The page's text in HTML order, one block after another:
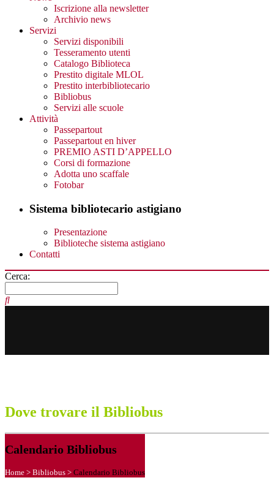
Iscrizione alla newsletter
Archivio news
Servizi
Servizi disponibili
Tesseramento utenti
Catalogo Biblioteca
Prestito digitale MLOL
Prestito interbibliotecario
Bibliobus
Servizi alle scuole
Attività
Passepartout
Passepartout en hiver
PREMIO ASTI D’APPELLO
Corsi di formazione
Adotta uno scaffale
Fotobar
Sistema bibliotecario astigiano
Presentazione
Biblioteche sistema astigiano
Contatti
Cerca:
Calendario Bibliobus
Home > Bibliobus > Calendario Bibliobus
Dove trovare il Bibliobus